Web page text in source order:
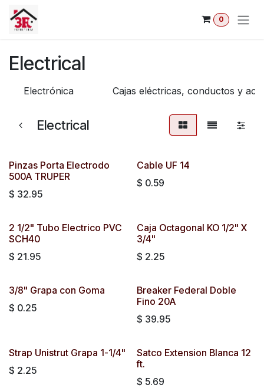
Ir al contenido
0
Electrical
Electrónica Cajas eléctricas, conductos y
Electrical
Pinzas Porta Electrodo
500A TRUPER
$ 32.95
Cable UF 14
$ 0.59
2 1/2" Tubo Electrico PVC
SCH40
$ 21.95
Caja Octagonal KO 1/2" X
3/4"
$ 2.25
3/8" Grapa con Goma
$ 0.25
Breaker Federal Doble
Fino 20A
$ 39.95
Strap Unistrut Grapa 1-1/4"
$ 2.25
Satco Extension Blanca 12
ft.
$ 5.69